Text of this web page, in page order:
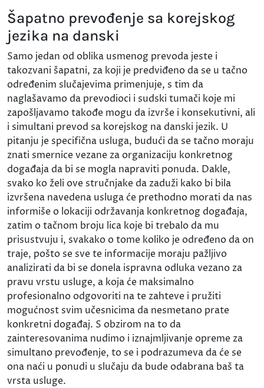
Šapatno prevođenje sa korejskog
jezika na danski
Samo jedan od oblika usmenog prevoda jeste i
takozvani šapatni, za koji je predviđeno da se u tačno
određenim slučajevima primenjuje, s tim da
naglašavamo da prevodioci i sudski tumači koje mi
zapošljavamo takođe mogu da izvrše i konsekutivni, ali
i simultani prevod sa korejskog na danski jezik. U
pitanju je specifična usluga, budući da se tačno moraju
znati smernice vezane za organizaciju konkretnog
događaja da bi se mogla napraviti ponuda. Dakle,
svako ko želi ove stručnjake da zaduži kako bi bila
izvršena navedena usluga će prethodno morati da nas
informiše o lokaciji održavanja konkretnog događaja,
zatim o tačnom broju lica koje bi trebalo da mu
prisustvuju i, svakako o tome koliko je određeno da on
traje, pošto se sve te informacije moraju pažljivo
analizirati da bi se donela ispravna odluka vezano za
pravu vrstu usluge, a koja će maksimalno
profesionalno odgovoriti na te zahteve i pružiti
mogućnost svim učesnicima da nesmetano prate
konkretni događaj. S obzirom na to da
zainteresovanima nudimo i iznajmljivanje opreme za
simultano prevođenje, to se i podrazumeva da će se
ona naći u ponudi u slučaju da bude odabrana baš ta
vrsta usluge.